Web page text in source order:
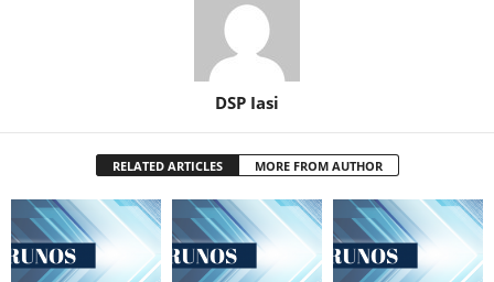
DSP Iasi
RELATED ARTICLES MORE FROM AUTHOR